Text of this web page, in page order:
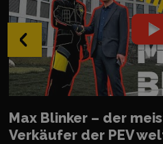
Max Blinker – der
Verkäufer der PEV
‹